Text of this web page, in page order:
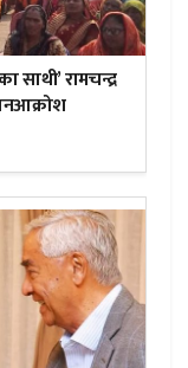
रामचन्द्र